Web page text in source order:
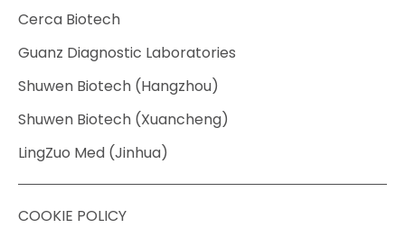
Cerca Biotech
Guanz Diagnostic Laboratories
Shuwen Biotech (Hangzhou)
Shuwen Biotech (Xuancheng)
LingZuo Med (Jinhua)
COOKIE POLICY